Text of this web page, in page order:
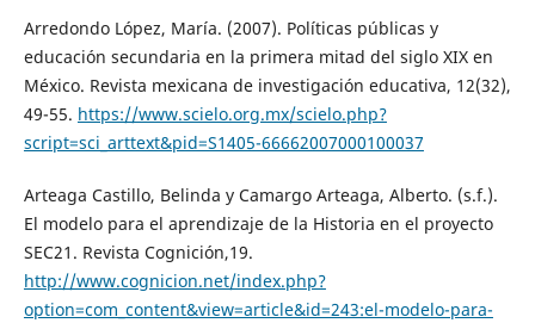
Arredondo López, María. (2007). Políticas públicas y
educación secundaria en la primera mitad del siglo XIX en
México. Revista mexicana de investigación educativa, 12(32),
49-55. https://www.scielo.org.mx/scielo.php?
script=sci_arttext&pid=S1405-66662007000100037
Arteaga Castillo, Belinda y Camargo Arteaga, Alberto. (s.f.).
El modelo para el aprendizaje de la Historia en el proyecto
SEC21. Revista Cognición,19.
http://www.cognicion.net/index.php?
option=com_content&view=article&id=243:el-modelo-para-